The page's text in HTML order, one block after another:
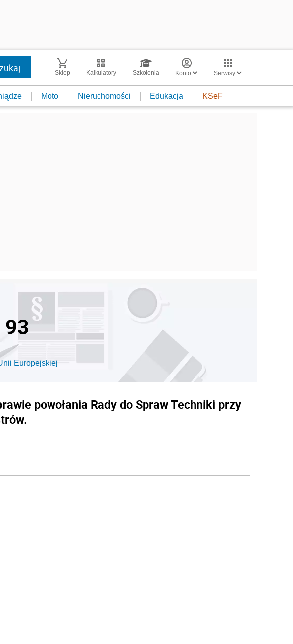
Sklep Kalkulatory Szkolenia Konto Serwisy
Moto Nieruchomości Edukacja KSeF
93
Europejskiej
powołania Rady do Spraw Techniki przy